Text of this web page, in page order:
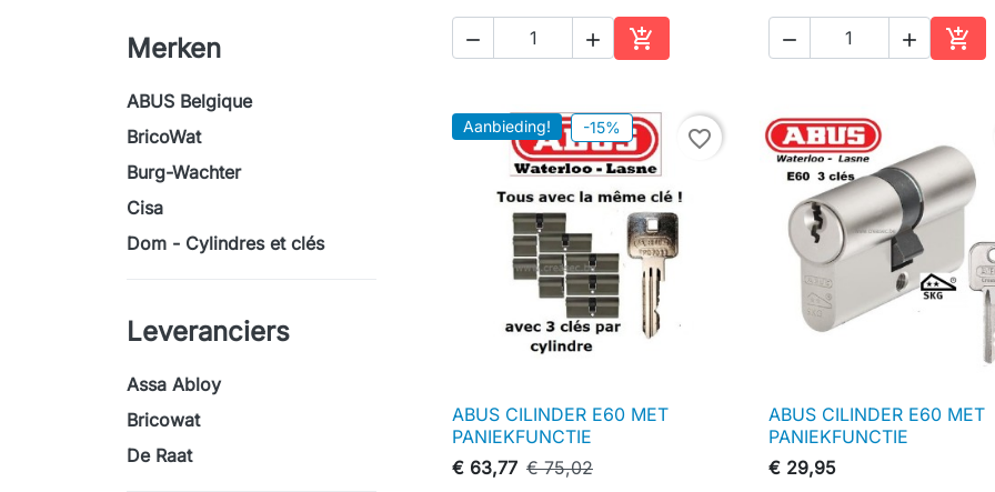
Merken
ABUS Belgique
BricoWat
Burg-Wachter
Cisa
Dom - Cylindres et clés
Leveranciers
Assa Abloy
Bricowat
De Raat
  
In winkelwagen
  
In
Aanbieding! -15% favorite_border
 Snel bekijken
ABUS CILINDER E60 MET
PANIEKFUNCTIE
€ 63,77 € 75,02
 Snel bekijken
ABUS CILINDER E60 MET
PANIEKFUNCTIE
€ 29,95